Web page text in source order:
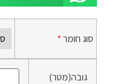
סוג חומר*
גובה(מטר)